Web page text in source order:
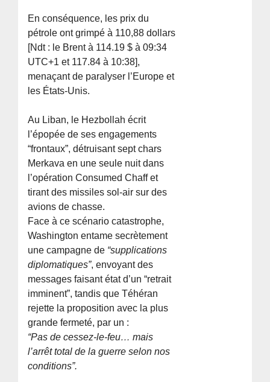
En conséquence, les prix du
pétrole ont grimpé à 110,88 dollars
[Ndt : le Brent à 114.19 $ à 09:34
UTC+1 et 117.84 à 10:38],
menaçant de paralyser l’Europe et
les États-Unis.
Au Liban, le Hezbollah écrit
l’épopée de ses engagements
“frontaux”, détruisant sept chars
Merkava en une seule nuit dans
l’opération Consumed Chaff et
tirant des missiles sol-air sur des
avions de chasse.
Face à ce scénario catastrophe,
Washington entame secrètement
une campagne de “supplications
diplomatiques”, envoyant des
messages faisant état d’un “retrait
imminent”, tandis que Téhéran
rejette la proposition avec la plus
grande fermeté, par un :
“Pas de cessez-le-feu… mais
l’arrêt total de la guerre selon nos
conditions”.